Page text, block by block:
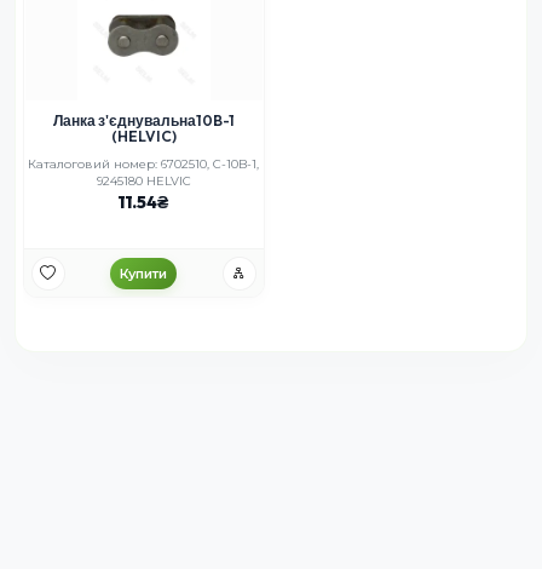
Ланка з'єднувальна10B-1
(HELVIC)
Каталоговий номер: 6702510, C-10B-1,
9245180 HELVIC
11.54
Купити